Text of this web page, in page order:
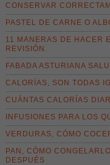
CONSERVAR
PASTEL DE CARNE O
11 MANERAS DE HACER
REVISIÓN.
FABADA ASTURIANA
CALORÍAS, SON TODAS
CUÁNTAS CALORÍAS
INFUSIONES PARA LOS
VERDURAS, CÓMO
PAN, CÓMO
DESPUÉS